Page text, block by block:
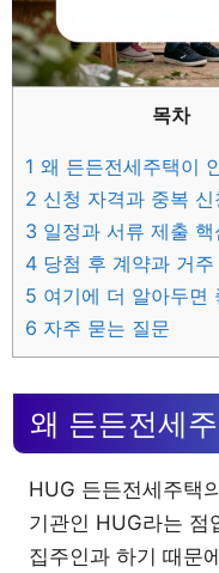
목차
1 왜 든든전세주택이
2 신청 자격과 중복
3 일정과 서류 제출
4 당첨 후 계약과 거주
5 여기에 더 알아두면
6 자주 묻는 질문
왜 든든전세
HUG 든든전세주택
기관인 HUG라는 점
집주인과 하기 때문